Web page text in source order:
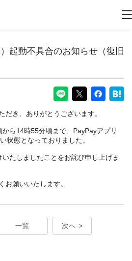
起動不具合のお知らせ（復旧
だき、ありがとうございます。
ら14時55分頃まで、PayPayアプリ
状態となっておりました。
たしましたことをお詫び申し上げま
お願いいたします。
一覧 次へ